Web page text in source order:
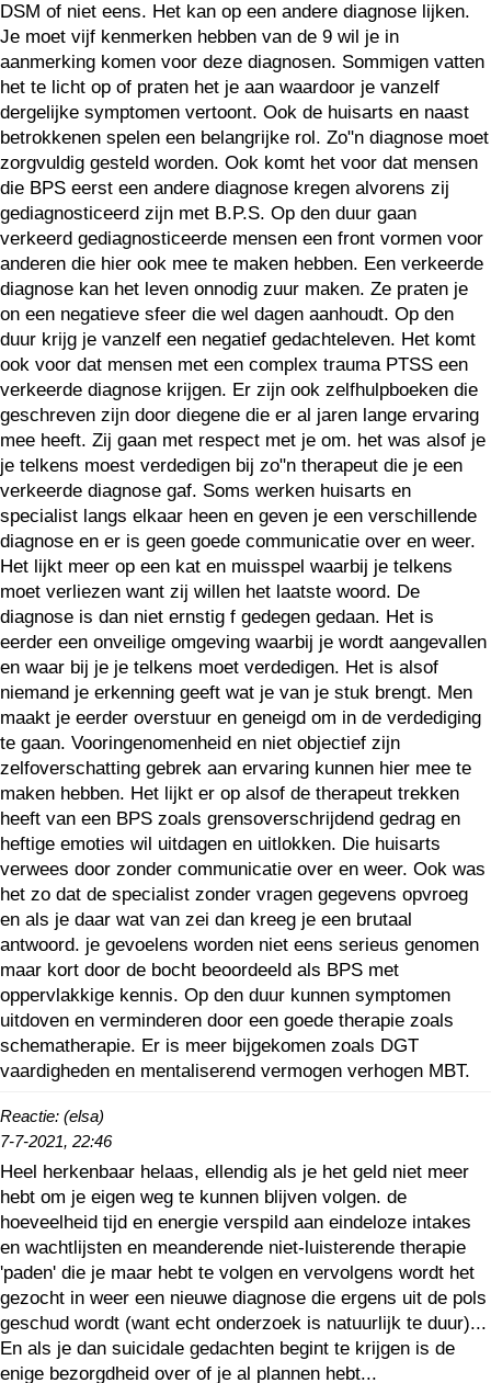
DSM of niet eens. Het kan op een andere diagnose lijken.
Je moet vijf kenmerken hebben van de 9 wil je in
aanmerking komen voor deze diagnosen. Sommigen vatten
het te licht op of praten het je aan waardoor je vanzelf
dergelijke symptomen vertoont. Ook de huisarts en naast
betrokkenen spelen een belangrijke rol. Zo"n diagnose moet
zorgvuldig gesteld worden. Ook komt het voor dat mensen
die BPS eerst een andere diagnose kregen alvorens zij
gediagnosticeerd zijn met B.P.S. Op den duur gaan
verkeerd gediagnosticeerde mensen een front vormen voor
anderen die hier ook mee te maken hebben. Een verkeerde
diagnose kan het leven onnodig zuur maken. Ze praten je
on een negatieve sfeer die wel dagen aanhoudt. Op den
duur krijg je vanzelf een negatief gedachteleven. Het komt
ook voor dat mensen met een complex trauma PTSS een
verkeerde diagnose krijgen. Er zijn ook zelfhulpboeken die
geschreven zijn door diegene die er al jaren lange ervaring
mee heeft. Zij gaan met respect met je om. het was alsof je
je telkens moest verdedigen bij zo"n therapeut die je een
verkeerde diagnose gaf. Soms werken huisarts en
specialist langs elkaar heen en geven je een verschillende
diagnose en er is geen goede communicatie over en weer.
Het lijkt meer op een kat en muisspel waarbij je telkens
moet verliezen want zij willen het laatste woord. De
diagnose is dan niet ernstig f gedegen gedaan. Het is
eerder een onveilige omgeving waarbij je wordt aangevallen
en waar bij je je telkens moet verdedigen. Het is alsof
niemand je erkenning geeft wat je van je stuk brengt. Men
maakt je eerder overstuur en geneigd om in de verdediging
te gaan. Vooringenomenheid en niet objectief zijn
zelfoverschatting gebrek aan ervaring kunnen hier mee te
maken hebben. Het lijkt er op alsof de therapeut trekken
heeft van een BPS zoals grensoverschrijdend gedrag en
heftige emoties wil uitdagen en uitlokken. Die huisarts
verwees door zonder communicatie over en weer. Ook was
het zo dat de specialist zonder vragen gegevens opvroeg
en als je daar wat van zei dan kreeg je een brutaal
antwoord. je gevoelens worden niet eens serieus genomen
maar kort door de bocht beoordeeld als BPS met
oppervlakkige kennis. Op den duur kunnen symptomen
uitdoven en verminderen door een goede therapie zoals
schematherapie. Er is meer bijgekomen zoals DGT
vaardigheden en mentaliserend vermogen verhogen MBT.
Reactie: (elsa)
7-7-2021, 22:46
Heel herkenbaar helaas, ellendig als je het geld niet meer
hebt om je eigen weg te kunnen blijven volgen. de
hoeveelheid tijd en energie verspild aan eindeloze intakes
en wachtlijsten en meanderende niet-luisterende therapie
'paden' die je maar hebt te volgen en vervolgens wordt het
gezocht in weer een nieuwe diagnose die ergens uit de pols
geschud wordt (want echt onderzoek is natuurlijk te duur)...
En als je dan suicidale gedachten begint te krijgen is de
enige bezorgdheid over of je al plannen hebt...